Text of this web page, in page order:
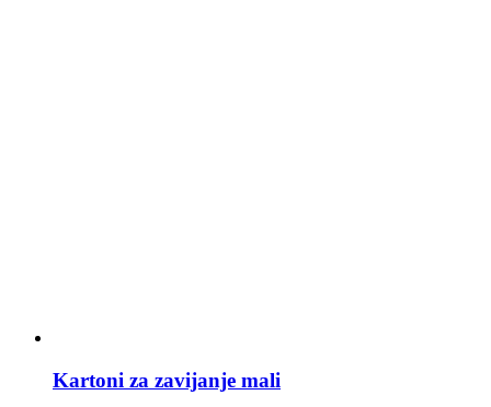
Kartoni za zavijanje mali